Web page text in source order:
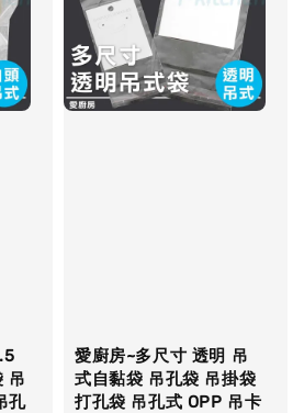
吊
孔
愛廚房~多尺寸 透明 吊
式自黏袋 吊孔袋 吊掛袋
打孔袋 吊孔式 OPP 吊卡